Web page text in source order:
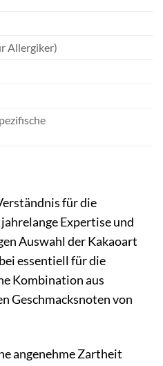
Allergiker)
für die
Expertise und
Auswahl der Kakaoart
essentiell für die
Kombination aus
Geschmacksnoten von
angenehme Zartheit